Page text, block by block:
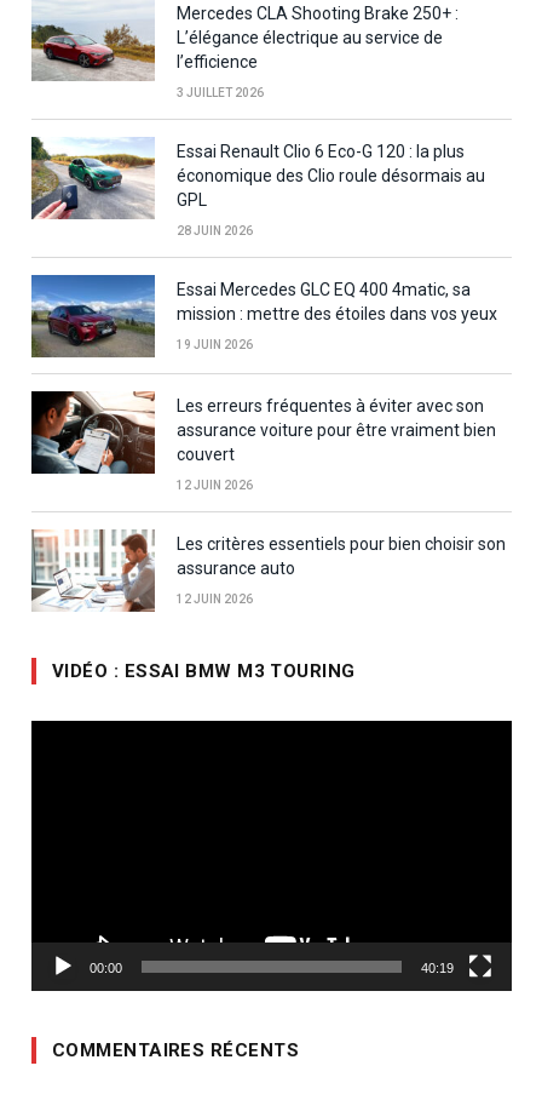
Mercedes CLA Shooting Brake 250+ :
L’élégance électrique au service de
l’efficience
3 JUILLET 2026
Essai Renault Clio 6 Eco-G 120 : la plus
économique des Clio roule désormais au
GPL
28 JUIN 2026
Essai Mercedes GLC EQ 400 4matic, sa
mission : mettre des étoiles dans vos yeux
19 JUIN 2026
Les erreurs fréquentes à éviter avec son
assurance voiture pour être vraiment bien
couvert
12 JUIN 2026
Les critères essentiels pour bien choisir son
assurance auto
12 JUIN 2026
VIDÉO : ESSAI BMW M3 TOURING
00:00 40:19
COMMENTAIRES RÉCENTS